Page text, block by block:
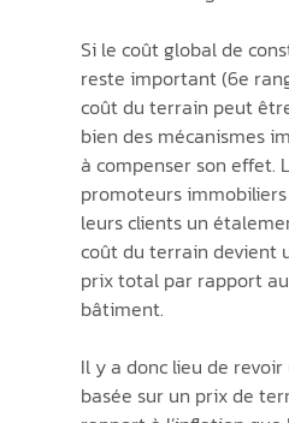
Si le coût global de
reste important (6e
coût du terrain peut
bien des mécanismes
à compenser son effet.
promoteurs
leurs clients un
coût du terrain devient
prix total par rapport
bâtiment.
Il y a donc lieu de
basée sur un prix de